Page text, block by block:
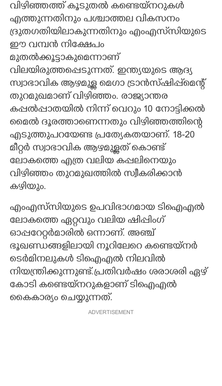
വിഴിഞ്ഞത്ത് കൂടുതൽ കണ്ടെയ്നറുകൾ
എത്തുന്നതിനും പശ്ചാത്തല വികസനം
ദ്രുതഗതിയിലാകുന്നതിനും എംഎസ്‌സിയുടെ
ഈ വമ്പൻ നിക്ഷേപം
മുതൽക്കൂട്ടാകുമെന്നാണ്
വിലയിരുത്തപ്പെടുന്നത്. ഇന്ത്യയുടെ ആദ്യ
സ്വാഭാവിക ആഴമുള്ള മെഗാ ട്രാൻസ്ഷിപ്പ്മെന്റ്
തുറമുഖമാണ് വിഴിഞ്ഞം. രാജ്യാന്തര
കപ്പൽപ്പാതയിൽ നിന്ന് വെറും 10 നോട്ടിക്കൽ
മൈൽ ദൂരത്താണെന്നതും വിഴിഞ്ഞത്തിന്റെ
എടുത്തുപറയേണ്ട പ്രത്യേകതയാണ്. 18-20
മീറ്റർ സ്വാഭാവിക ആഴമുള്ളത് കൊണ്ട്
ലോകത്തെ എത്ര വലിയ കപ്പലിനെയും
വിഴിഞ്ഞം തുറമുഖത്തിൽ സ്വീകരിക്കാൻ
കഴിയും.
എംഎസ്‍സിയുടെ ഉപവിഭാഗമായ ടിഐഎൽ
ലോകത്തെ ഏറ്റവും വലിയ ഷിപ്പിംഗ്
ഓപ്പറേറ്റർമാരിൽ ഒന്നാണ്. അഞ്ച്
ഭൂഖണ്ഡങ്ങളിലായി നൂറിലേറെ കണ്ടെയ്നർ
ടെർമിനലുകൾ ടിഐഎൽ‌ നിലവിൽ
നിയന്ത്രിക്കുന്നുണ്ട്.പ്രതിവർഷം ശരാശരി ഏഴ്
കോടി കണ്ടെയ്നറുകളാണ് ടിഐഎൽ
കൈകാര്യം ചെയ്യുന്നത്.
ADVERTISEMENT